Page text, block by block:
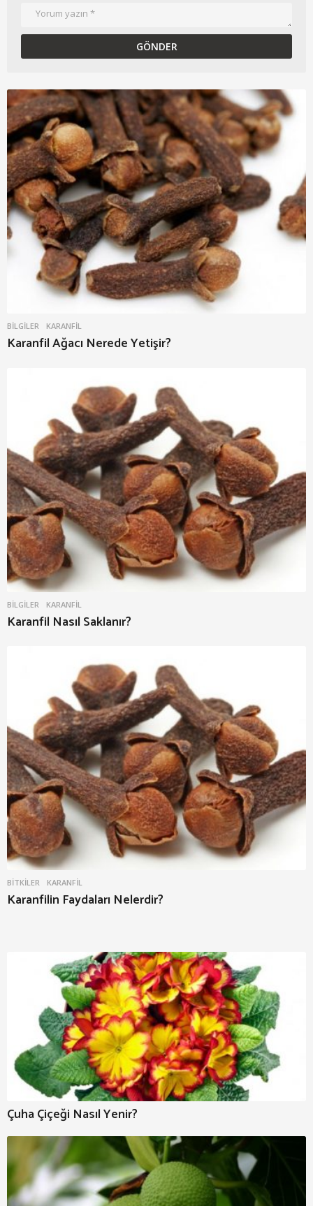
BILGILER KARANFIL
Karanfil Ağacı Nerede Yetişir?
BILGILER KARANFIL
Karanfil Nasıl Saklanır?
BITKILER KARANFIL
Karanfilin Faydaları Nelerdir?
Çuha Çiçeği Nasıl Yenir?